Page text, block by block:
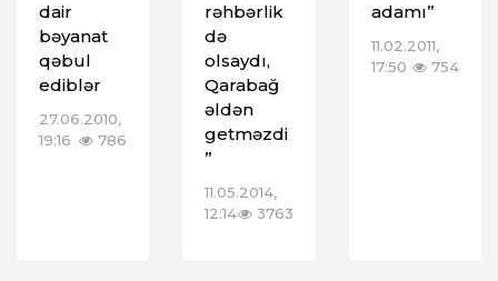
dair
bəyanat
qəbul
ediblər
27.06.2010,
19:16
786
rəhbərlik
də
olsaydı,
Qarabağ
əldən
getməzdi
”
11.05.2014,
12:14
3763
adamı”
11.02.2011,
17:50
754